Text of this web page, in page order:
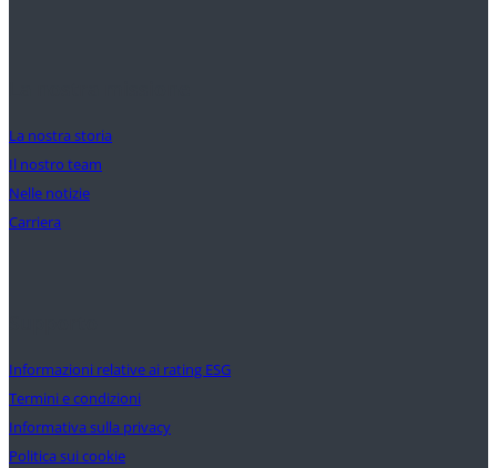
La nostra storia
Il nostro team
Nelle notizie
Carriera
Informazioni relative ai rating ESG
Termini e condizioni
Informativa sulla privacy
Politica sui cookie